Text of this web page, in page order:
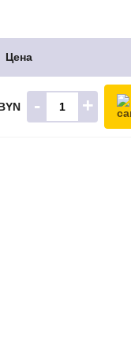
Цена
- +